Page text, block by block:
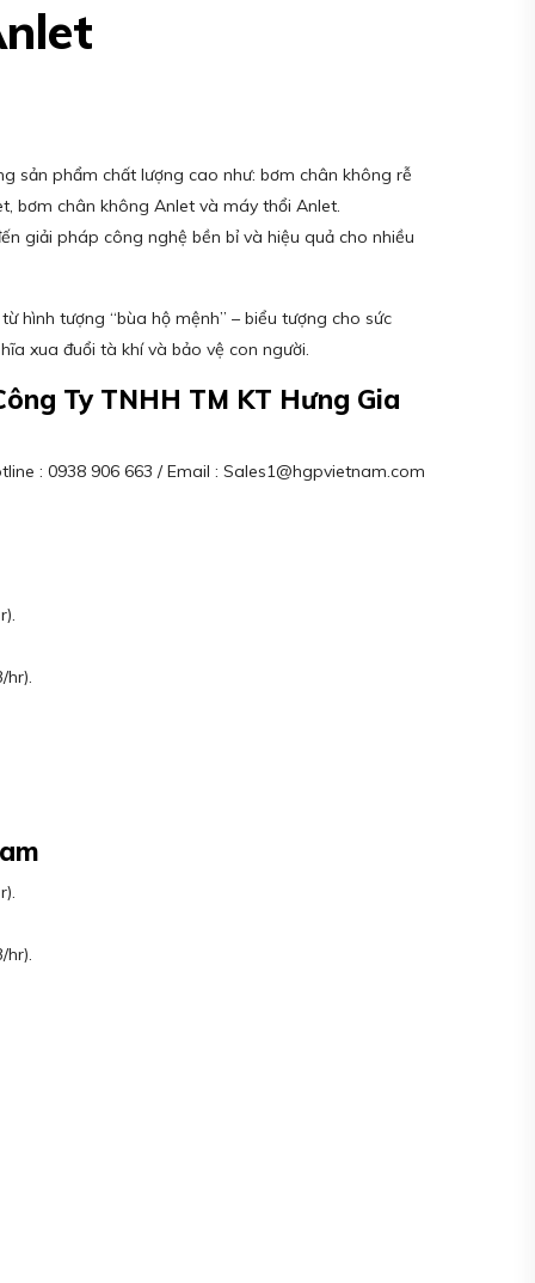
sản phẩm chất lượng cao như: bơm chân không rễ
bơm chân không Anlet và máy thổi Anlet.
giải pháp công nghệ bền bỉ và hiệu quả cho nhiều
hình tượng “bùa hộ mệnh” – biểu tượng cho sức
xua đuổi tà khí và bảo vệ con người.
Ty TNHH TM KT Hưng Gia
: 0938 906 663 / Email : Sales1@hgpvietnam.com
hr).
hr).